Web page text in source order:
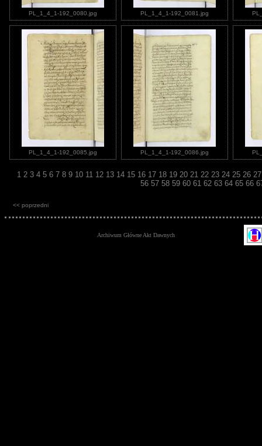
PL_1_4_1-192_0080.jpg PL_1_4_1-192_0081.jpg
PL_1_4_1-192_0085.jpg PL_1_4_1-192_0086.jpg
1 2 3 4 5 6 7 8 9 10 11 12 13 14 15 16 17 18 19 20 21 22 23 24 25 26
56 57 58 59 60 61 62 63 64 65 66
<< poprzedni
Archiwum Główne Akt Dawnych